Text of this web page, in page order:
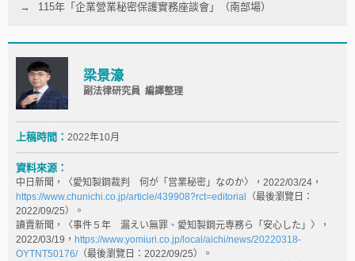
115年「企業營業秘密保護實務座談會」（南部場）
梁景濠
副法律研究員 編譯整理
上稿時間： 2022年10月
資料來源：
中日新聞，〈愛知製鋼裁判 何が「営業秘密」なのか〉，2022/03/24，
https://www.chunichi.co.jp/article/439908?rct=editorial
（最後瀏覽日：
2022/09/25）。
讀賣新聞，〈事件５年 漏えい無罪、愛知製鋼元専務ら「安心した」〉，
2022/03/19， https://www.yomiuri.co.jp/local/aichi/news/20220318-
OYTNT50176/（最後瀏覽日：2022/09/25）。